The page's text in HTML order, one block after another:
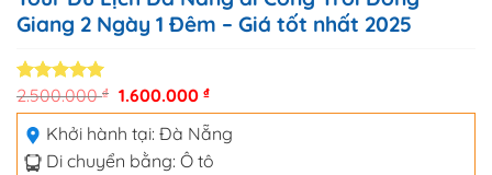
Giang 2 Ngày 1 Đêm – Giá tốt nhất 2025
5.00trên 5
dựa trên
3
đánh giá
2.500.000₫ 1.600.000 ₫
Khởi hành tại: Đà Nẵng
Di chuyển bằng: Ô tô